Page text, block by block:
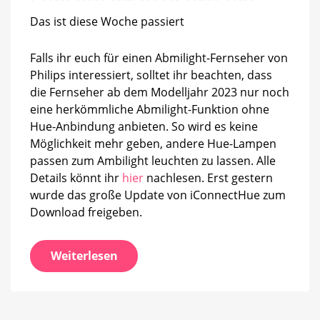
Das ist diese Woche passiert
Falls ihr euch für einen Abmilight-Fernseher von
Philips interessiert, solltet ihr beachten, dass
die Fernseher ab dem Modelljahr 2023 nur noch
eine herkömmliche Abmilight-Funktion ohne
Hue-Anbindung anbieten. So wird es keine
Möglichkeit mehr geben, andere Hue-Lampen
passen zum Ambilight leuchten zu lassen. Alle
Details könnt ihr hier nachlesen. Erst gestern
wurde das große Update von iConnectHue zum
Download freigeben.
Weiterlesen